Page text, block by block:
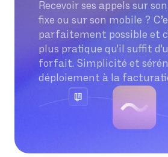
Recevoir ses appels sur
fixe ou sur son mobile ?
parfaitement possible et
plus pratique qu'il suffit
forfait. Simplicité et
déploiement à la